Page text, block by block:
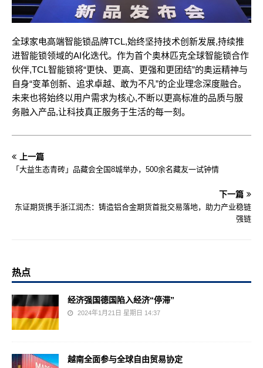
全球家电高端智能锁品牌TCL,始终坚持技术创新发展,持续推
进智能锁领域的AI化迭代。作为首个奥林匹克全球智能锁合作
伙伴,TCL智能锁将“更快、更高、更强和更团结”的奥运精神与
自身“变革创新、追求卓越、敢为不凡”的企业理念深度融合。
未来也将始终以用户需求为核心,不断以更高标准的品质与服
务融入产品,让科技真正服务于生活的每一刻。
上一篇
「大益生态青砖」品藏会全国8城举办，500余名藏友一试钟情
下一篇
东证期货携手浙江润杰：铸造铝合金期货首批交易落地，助力产业稳链
强链
热点
经济强国德国陷入经济“停滞”
2024年1月21日 星期日 14:37
越南全面参与全球自由贸易协定